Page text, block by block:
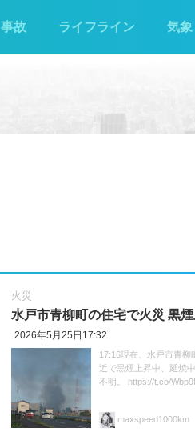
事故 ライフライン 気
火災
水戸市青柳町の住宅で火災 黒
2026年5月25日17:32
17:16現在、水戸市青柳
近で黒煙上昇中、延焼
不明。 https://t.co/
maxspeed1000km